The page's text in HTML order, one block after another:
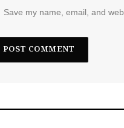
Save my name, email, and